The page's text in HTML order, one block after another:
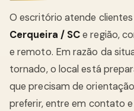
O escritório atende
Cerqueira / SCe região,
e remoto. Em razão da
tornado, o local está
que precisam de
preferir, entre em contato